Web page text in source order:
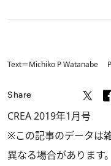
Text＝Michiko P Watanabe
Share
CREA 2019年1月号
※この記事のデータは
異なる場合があります。